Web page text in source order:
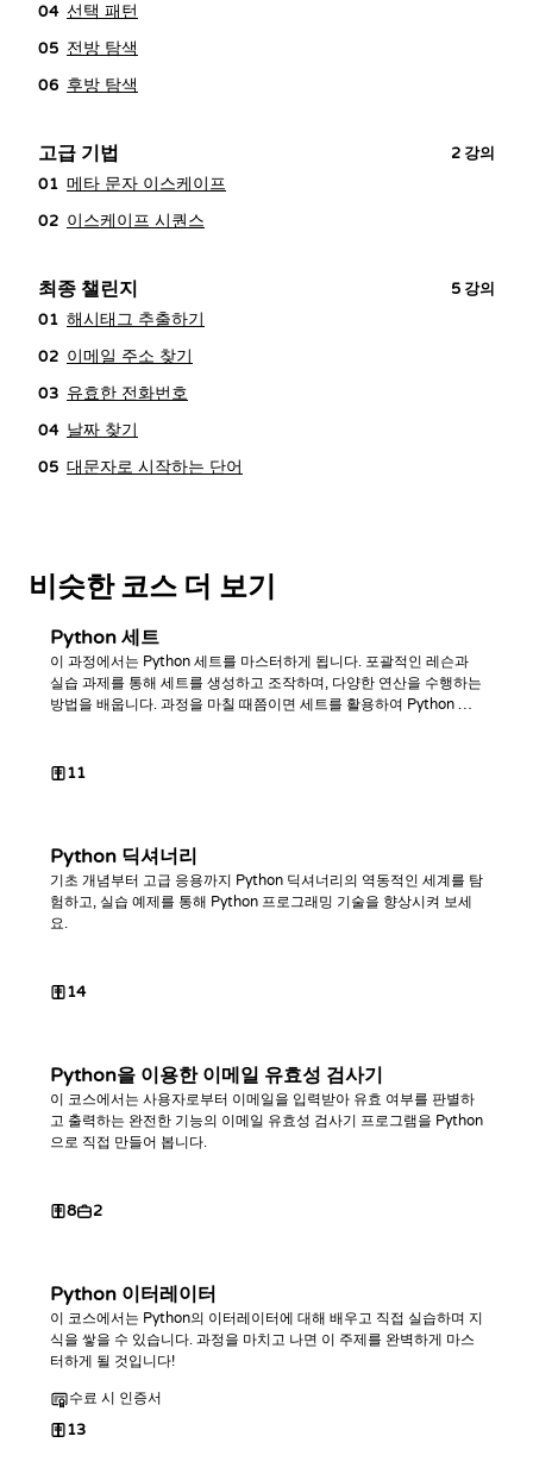
04 선택 패턴
05 전방 탐색
06 후방 탐색
고급 기법 2 강의
01 메타 문자 이스케이프
02 이스케이프 시퀀스
최종 챌린지 5 강의
01 해시태그 추출하기
02 이메일 주소 찾기
03 유효한 전화번호
04 날짜 찾기
05 대문자로 시작하는 단어
비슷한 코스 더 보기
Python 세트
이 과정에서는 Python 세트를 마스터하게 됩니다. 포괄적인 레슨과
실습 과제를 통해 세트를 생성하고 조작하며, 다양한 연산을 수행하는
방법을 배웁니다. 과정을 마칠 때쯤이면 세트를 활용하여 Python 코
11
Python 딕셔너리
기초 개념부터 고급 응용까지 Python 딕셔너리의 역동적인 세계를 탐
험하고, 실습 예제를 통해 Python 프로그래밍 기술을 향상시켜 보세
요.
14
Python을 이용한 이메일 유효성 검사기
이 코스에서는 사용자로부터 이메일을 입력받아 유효 여부를 판별하
고 출력하는 완전한 기능의 이메일 유효성 검사기 프로그램을 Python
으로 직접 만들어 봅니다.
8 2
Python 이터레이터
이 코스에서는 Python의 이터레이터에 대해 배우고 직접 실습하며 지
식을 쌓을 수 있습니다. 과정을 마치고 나면 이 주제를 완벽하게 마스
터하게 될 것입니다!
수료 시 인증서
13